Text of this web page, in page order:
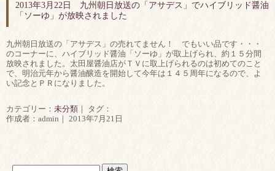
2013年3月22日 九州朝日放送の「アサデス」でハイブリッド醤油
「ソーゆ」が放映されました
九州朝日放送の「アサデス」の売れてません！ でもいい品です・・・
のコーナーに、ハイブリッド醤油「ソーゆ」が取上げられ、約１５分間
放映されました。太田屋醤油店がＴＶに取上げられるのは初めてのこと
で、明治元年から醤油醸造を開始して今年は１４５周年になるので、よ
い記念とＰＲになりました。
カテゴリー： 未分類 ｜ タグ：
作成者：admin｜ 2013年7月21日